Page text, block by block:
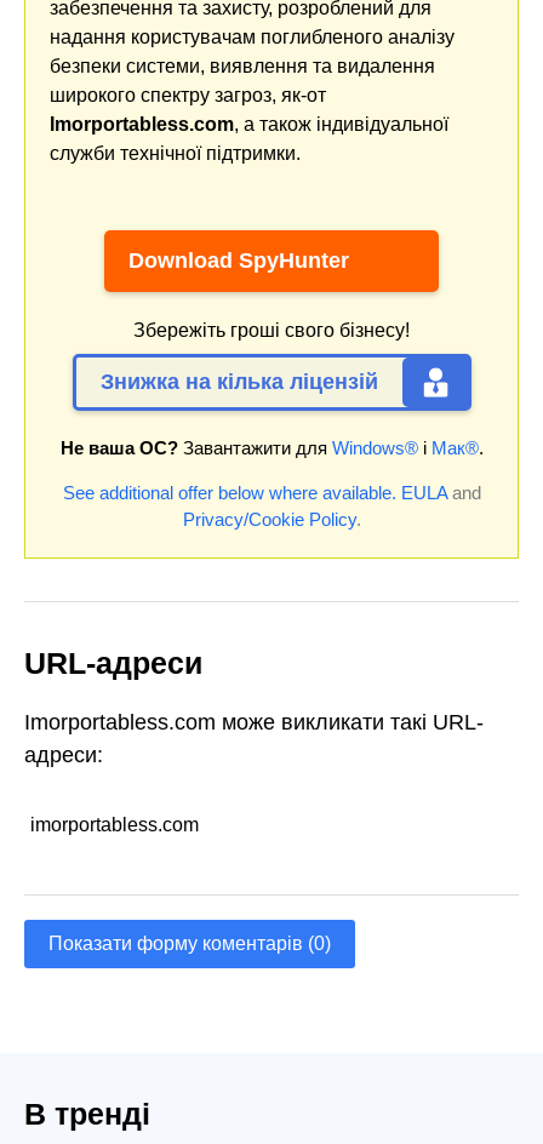
забезпечення та захисту, розроблений для
надання користувачам поглибленого аналізу
безпеки системи, виявлення та видалення
широкого спектру загроз, як-от
Imorportabless.com, а також індивідуальної
служби технічної підтримки.
Download SpyHunter
Збережіть гроші свого бізнесу!
Знижка на кілька ліцензій
Не ваша ОС?Завантажити для Windows®і Мак®.
See additional offer below where available. EULAand
Privacy/Cookie Policy.
URL-адреси
Imorportabless.com може викликати такі URL-
адреси:
imorportabless.com
Показати форму коментарів (0)
В тренді